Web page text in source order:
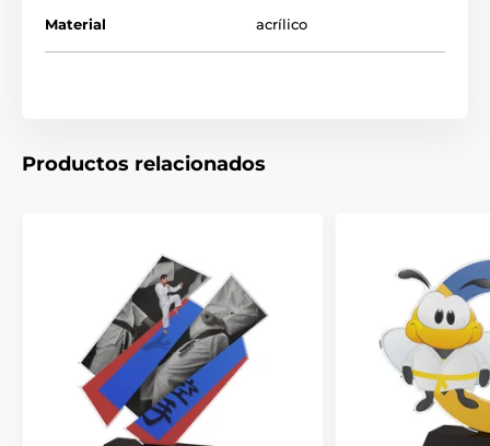
Material acrílico
Productos relacionados